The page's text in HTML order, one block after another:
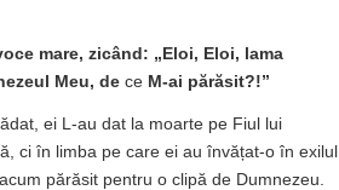
mare, zicând: „Eloi, Eloi, lama
Meu, de ce M-ai părăsit?!”
ei L-au dat la moarte pe Fiul lui
ci în limba pe care ei au învățat-o în exilul
părăsit pentru o clipă de Dumnezeu.